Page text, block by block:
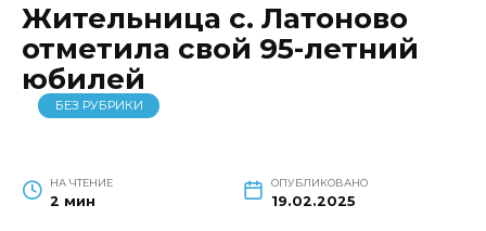
Жительница с. Латоново
отметила свой 95-летний
юбилей
БЕЗ РУБРИКИ
НА ЧТЕНИЕ
2 мин
ОПУБЛИКОВАНО
19.02.2025